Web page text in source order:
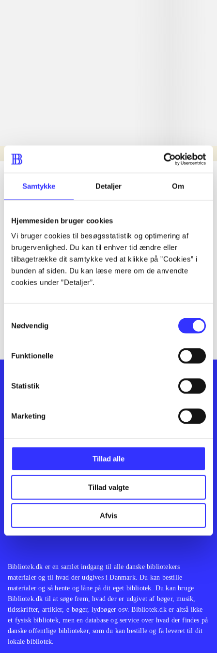
Samtykke Detaljer Om
Hjemmesiden bruger cookies
Vi bruger cookies til besøgsstatistik og optimering af
brugervenlighed. Du kan til enhver tid ændre eller
tilbagetrække dit samtykke ved at klikke på ”Cookies” i
bunden af siden. Du kan læse mere om de anvendte
cookies under ”Detaljer”.
Nødvendig
Funktionelle
Statistik
Marketing
Tillad alle
Tillad valgte
Afvis
Nyhed
lorem ipsum dolor sit amet ...
lorem ipsum dolor sit amet ...
lorem ipsum dolor sit amet ...
lorem ipsum dolor sit amet ...
lorem ipsum dolor sit amet ...
lorem ipsum dolor sit amet ...
lorem ipsum dolor sit amet ...
Feedback
Bibliotek.dk er en samlet indgang til alle danske bibliotekers
materialer og til hvad der udgives i Danmark. Du kan bestille
materialer og så hente og låne på dit eget bibliotek. Du kan bruge
Bibliotek.dk til at søge frem, hvad der er udgivet af bøger, musik,
tidsskrifter, artikler, e-bøger, lydbøger osv. Bibliotek.dk er altså ikke
et fysisk bibliotek, men en database og service over hvad der findes på
danske offentlige biblioteker, som du kan bestille og få leveret til dit
lokale bibliotek.
Kontakt os
English
Artikler
Film
Musik
Noder